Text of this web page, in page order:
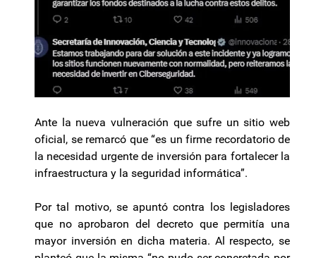
Ante la nueva vulneración que sufre un sitio web
oficial, se remarcó que “es un firme recordatorio de
la necesidad urgente de inversión para fortalecer la
infraestructura y la seguridad informática”.
Por tal motivo, se apuntó contra los legisladores
que no aprobaron del decreto que permitía una
mayor inversión en dicha materia. Al respecto, se